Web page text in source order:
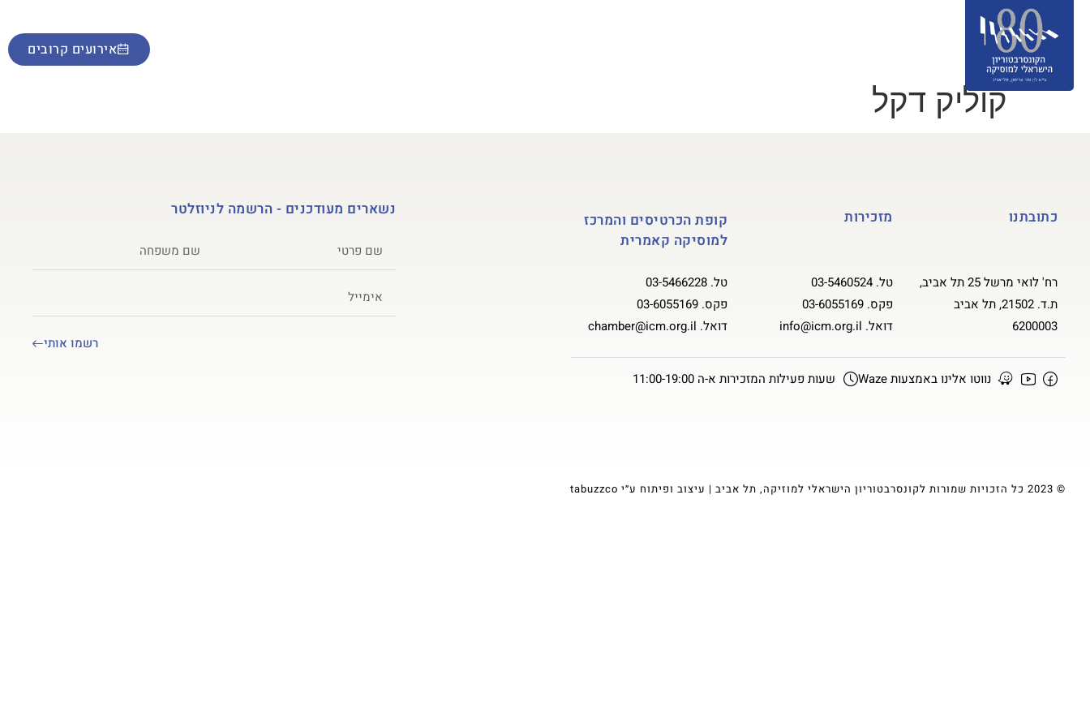
אירועים קרובים
קוליק דקל
כתובתנו
רח' לואי מרשל 25 תל אביב,
ת.ד. 21502, תל אביב
6200003
מזכירות
טל.03-5460524
פקס.03-6055169
דואל. info@icm.org.il
קופת הכרטיסים והמרכז
למוסיקה קאמרית
טל. 03-5466228
פקס. 03-6055169
דואל. chamber@icm.org.il
נווטו אלינו באמצעות Waze שעות פעילות המזכירות א-ה 11:00-19:00
נשארים מעודכנים - הרשמה לניוזלטר
רשמו אותי
© 2023 כל הזכויות שמורות לקונסרבטוריון הישראלי למוזיקה, תל אביב | עיצוב ופיתוח ע״י tabuzzco